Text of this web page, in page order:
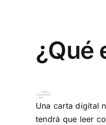
¿Qué
Una carta digital
tendrá que leer